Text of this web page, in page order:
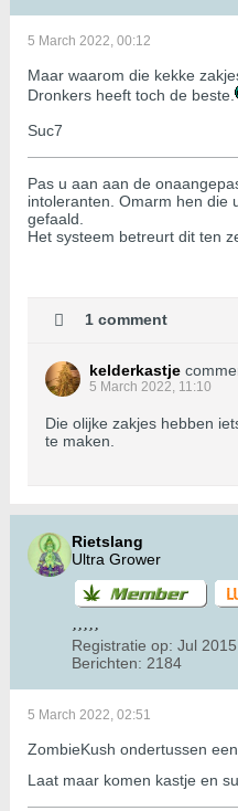
5 March 2022, 00:12
Maar waarom die kekke
Dronkers heeft toch de beste.
Suc7
Pas u aan aan de
intoleranten. Omarm hen die
gefaald.
Het systeem betreurt dit ten
1 comment
kelderkastje
5 March 2022, 11:10
Die olijke zakjes hebben
te maken.
Rietslang
Ultra Grower
Registratie op: Jul 2015
Berichten: 2184
5 March 2022, 02:51
ZombieKush ondertussen
Laat maar komen kastje en